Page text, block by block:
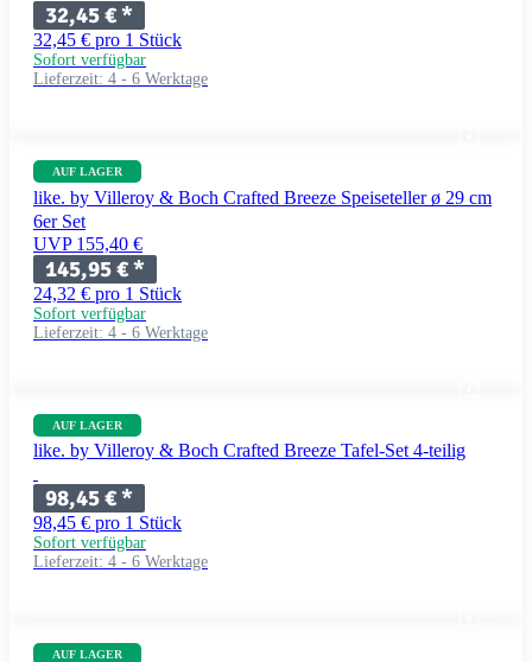
32,45 €*
32,45 € pro 1 Stück
Sofort verfügbar
Lieferzeit: 4 - 6 Werktage
AUF LAGER
like. by Villeroy & Boch Crafted Breeze Speiseteller ø 29 cm
6er Set
UVP 155,40 €
145,95 €*
24,32 € pro 1 Stück
Sofort verfügbar
Lieferzeit: 4 - 6 Werktage
AUF LAGER
like. by Villeroy & Boch Crafted Breeze Tafel-Set 4-teilig
98,45 €*
98,45 € pro 1 Stück
Sofort verfügbar
Lieferzeit: 4 - 6 Werktage
AUF LAGER